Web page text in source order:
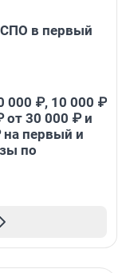
в первый
000 ₽, 10 000 ₽
от 30 000 ₽ и
на первый и
по